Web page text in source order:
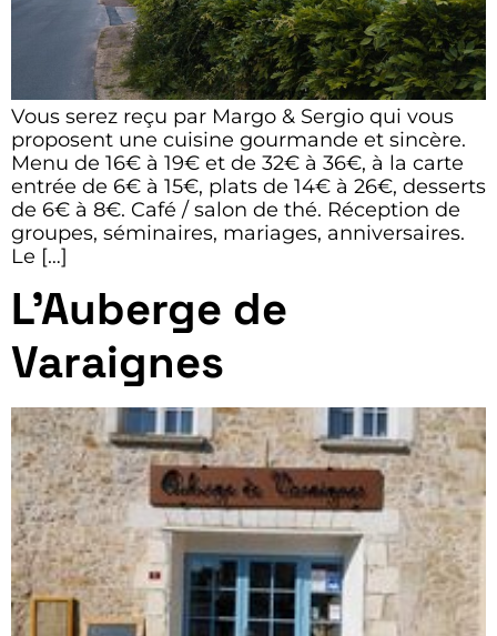
Vous serez reçu par Margo & Sergio qui vous
proposent une cuisine gourmande et sincère.
Menu de 16€ à 19€ et de 32€ à 36€, à la carte
entrée de 6€ à 15€, plats de 14€ à 26€, desserts
de 6€ à 8€. Café / salon de thé. Réception de
groupes, séminaires, mariages, anniversaires.
Le […]
L’Auberge de
Varaignes